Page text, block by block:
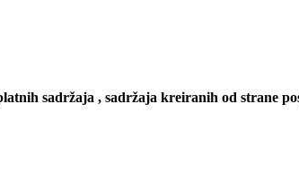
sadržaja , sadržaja kreiranih od strane